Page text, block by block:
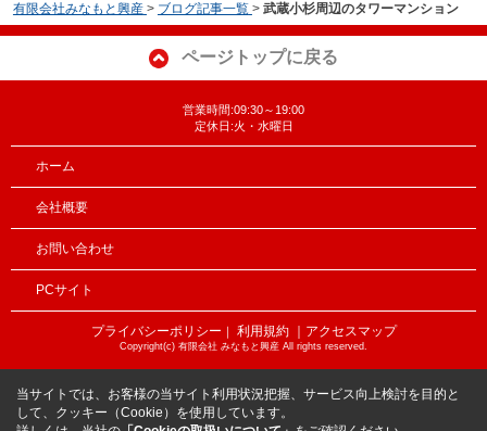
有限会社みなもと興産 > ブログ記事一覧 > 武蔵小杉周辺のタワーマンション
ページトップに戻る
営業時間:09:30～19:00
定休日:火・水曜日
ホーム
会社概要
お問い合わせ
PCサイト
プライバシーポリシー 利用規約 ｜アクセスマップ
Copyright(c) 有限会社 みなもと興産 All rights reserved.
当サイトでは、お客様の当サイト利用状況把握、サービス向上検討を目的と
して、クッキー（Cookie）を使用しています。